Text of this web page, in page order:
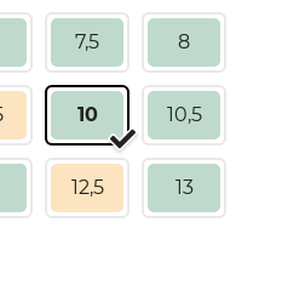
7,5 8
10 10,5
12,5 13